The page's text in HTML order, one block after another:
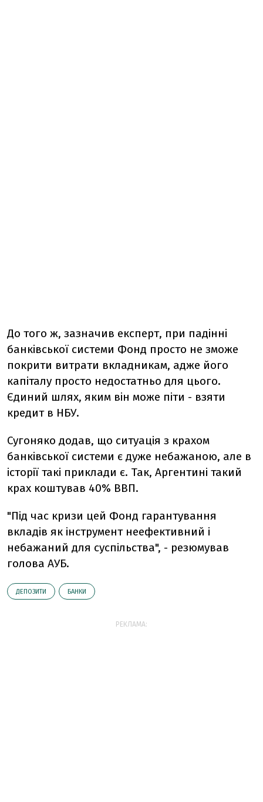
До того ж, зазначив експерт, при падінні
банківської системи Фонд просто не зможе
покрити витрати вкладникам, адже його
капіталу просто недостатньо для цього.
Єдиний шлях, яким він може піти - взяти
кредит в НБУ.
Сугоняко додав, що ситуація з крахом
банківської системи є дуже небажаною, але в
історії такі приклади є. Так, Аргентині такий
крах коштував 40% ВВП.
"Під час кризи цей Фонд гарантування
вкладів як інструмент неефективний і
небажаний для суспільства", - резюмував
голова АУБ.
ДЕПОЗИТИ БАНКИ
РЕКЛАМА: